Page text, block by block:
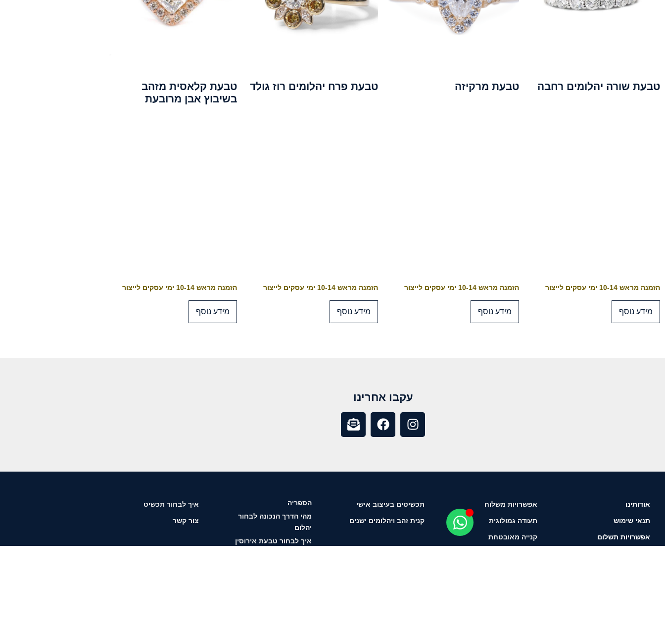
טבעת שורה יהלומים רחבה
הזמנה מראש 10-14 ימי עסקים לייצור
מידע נוסף
טבעת מרקיזה
הזמנה מראש 10-14 ימי עסקים לייצור
מידע נוסף
טבעת פרח יהלומים רוז גולד
הזמנה מראש 10-14 ימי עסקים לייצור
מידע נוסף
טבעת קלאסית מזהב
בשיבוץ אבן מרובעת
הזמנה מראש 10-14 ימי עסקים לייצור
מידע נוסף
עקבו אחרינו
אודותינו
תנאי שימוש
אפשרויות תשלום
אפשרויות משלוח
תעודה גמולוגית
קנייה מאובטחת
תכשיטים בעיצוב אישי
קנית זהב ויהלומים ישנים
הספריה
מהי הדרך הנכונה לבחור
יהלום
איך לבחור טבעת אירוסין
איך לבחור תכשיט
צור קשר